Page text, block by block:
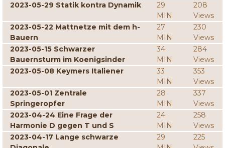
2023-05-29 Statik kontra Dynamik
29
MIN
208
Views
2023-05-22 Mattnetze mit dem h-
Bauern
27
MIN
230
Views
2023-05-15 Schwarzer
Bauernsturm im Koenigsinder
34
MIN
284
Views
2023-05-08 Keymers Italiener
33
MIN
353
Views
2023-05-01 Zentrale
Springeropfer
28
MIN
337
Views
2023-04-24 Eine Frage der
Harmonie D gegen T und S
24
MIN
258
Views
2023-04-17 Lange schwarze
29
225